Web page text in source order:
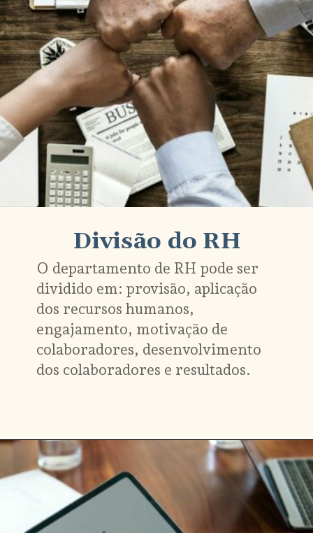
Divisão do RH
O departamento de RH pode ser
dividido em: provisão, aplicação
dos recursos humanos,
engajamento, motivação de
colaboradores, desenvolvimento
dos colaboradores e resultados.